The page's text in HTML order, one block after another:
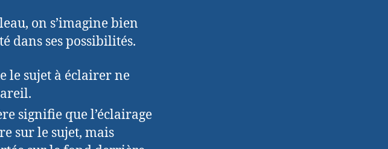
on s’imagine bien
dans ses possibilités.
le sujet à éclairer ne
signifie que l’éclairage
sur le sujet, mais